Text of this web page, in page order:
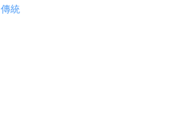
傳統